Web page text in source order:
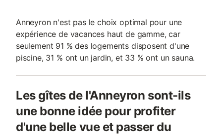
Anneyron n'est pas le choix optimal pour une
expérience de vacances haut de gamme, car
seulement 91 % des logements disposent d'une
piscine, 31 % ont un jardin, et 33 % ont un sauna.
Les gîtes de l'Anneyron sont-ils
une bonne idée pour profiter
d'une belle vue et passer du